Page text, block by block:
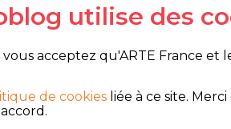
utilise des
vous acceptez qu'ARTE France et
de cookies liée à ce site.